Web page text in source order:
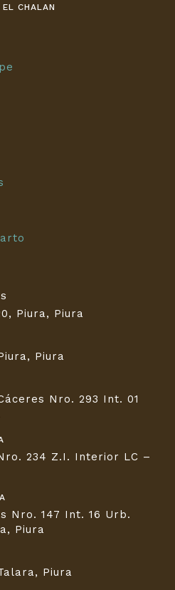
CHALAN
Piura, Piura
Piura
Nro. 293 Int. 01
234 Z.I. Interior LC –
Nro. 147 Int. 16 Urb.
Piura
Piura